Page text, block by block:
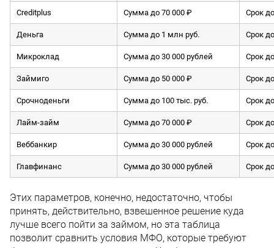
Creditplus Сумма до 70 000 ₽ Срок
Деньга Сумма до 1 млн руб. Срок
Микроклад Сумма до 30 000 рублей Срок
Займиго Сумма до 50 000 ₽ Срок
Срочноденьги Сумма до 100 тыс. руб. Срок
Лайм-займ Сумма до 70 000 ₽ Срок
Веббанкир Сумма до 30 000 рублей Срок
Главфинанс Сумма до 30 000 рублей Срок
Этих параметров, конечно, недостаточно, чтобы
принять, действительно, взвешенное решение куда
лучше всего пойти за займом, но эта таблица
позволит сравнить условия МФО, которые требуют